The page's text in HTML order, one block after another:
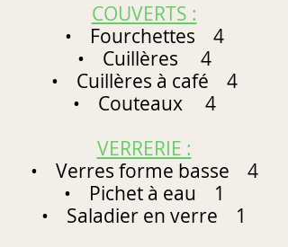
COUVERTS :
• Fourchettes 4
• Cuillères 4
• Cuillères à café 4
• Couteaux 4
VERRERIE :
• Verres forme basse 4
• Pichet à eau 1
• Saladier en verre 1